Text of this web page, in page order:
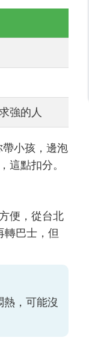
強的人
小孩，邊泡
這點扣分。
便，從台北
轉巴士，但
，可能沒